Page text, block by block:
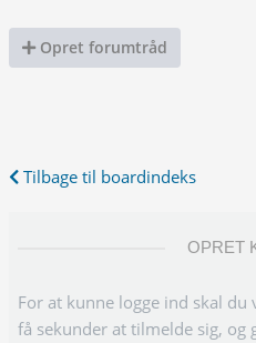
Opret forumtråd
Tilbage til boardindeks
OPRET
For at kunne logge ind skal
få sekunder at tilmelde sig, og